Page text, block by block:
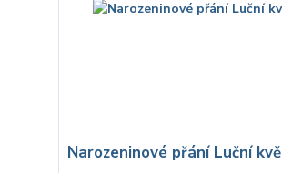
Narozeninové přání Luční